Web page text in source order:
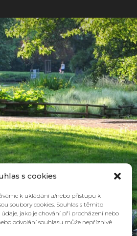
s cookies
k ukládání a/nebo přístupu k
soubory cookies. Souhlas s těmito
jako je chování při procházení nebo
odvolání souhlasu může nepříznivě